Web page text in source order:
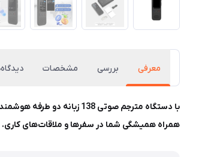
معرفی بررسی مشخصات
همراه همیشگی شما در سفرها و ملاقات‌های